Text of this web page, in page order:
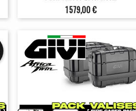
Prix
1 579,00 €